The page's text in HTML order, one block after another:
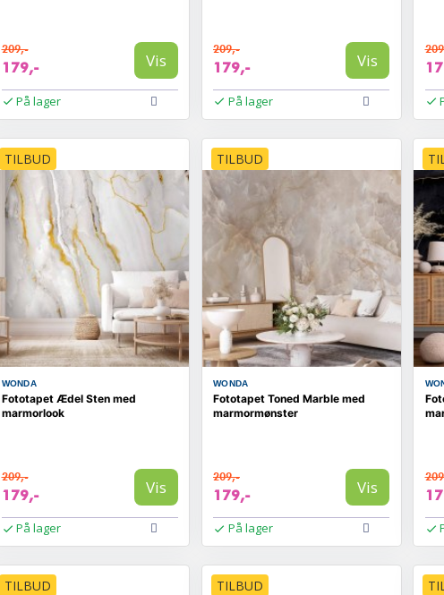
209,-
179,- Vis
På lager
209,-
179,- Vis
På lager
TILBUD
WONDA
Fototapet Ædel Sten med
marmorlook
209,-
179,- Vis
På lager
TILBUD
WONDA
Fototapet Toned Marble med
marmormønster
209,-
179,- Vis
På lager
TILBUD TILBUD